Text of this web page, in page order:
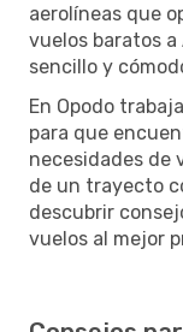
aerolíneas que
vuelos baratos a
sencillo y
En Opodo
para que
necesidades de
de un trayecto
descubrir
vuelos al mejor